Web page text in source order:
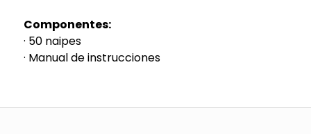
Componentes:
· 50 naipes
· Manual de instrucciones